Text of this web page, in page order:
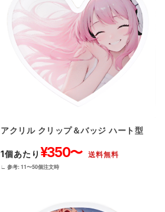
アクリル クリップ＆バッジ ハート型
1個あたり ¥350〜 送料無料
∟ 参考: 11〜50個注文時